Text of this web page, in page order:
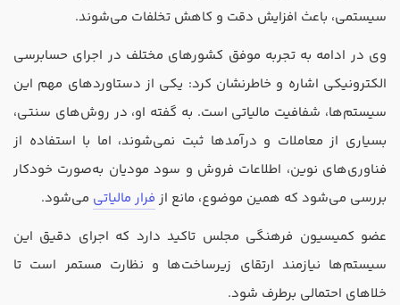
سیستمی، باعث افزایش دقت و کاهش تخلفات می‌شوند.
وی در ادامه به تجربه موفق کشورهای مختلف در اجرای حسابرسی
الکترونیکی اشاره و خاطرنشان کرد: یکی از دستاوردهای مهم این
سیستم‌ها، شفافیت مالیاتی است. به گفته او، در روش‌های سنتی،
بسیاری از معاملات و درآمدها ثبت نمی‌شوند، اما با استفاده از
فناوری‌های نوین، اطلاعات فروش و سود مودیان به‌صورت خودکار
بررسی می‌شود که همین موضوع، مانع از فرار مالیاتی می‌شود.
عضو کمیسیون فرهنگی مجلس تاکید دارد که اجرای دقیق این
سیستم‌ها نیازمند ارتقای زیرساخت‌ها و نظارت مستمر است تا
خلاهای احتمالی برطرف شود.
تدریس
کار آفرینی